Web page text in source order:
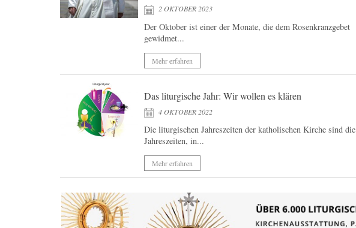
2 OKTOBER 2023
Der Oktober ist einer der Monate, die dem Rosenkranzgebet
gewidmet...
Mehr erfahren
Das liturgische Jahr: Wir wollen es klären
4 OKTOBER 2022
Die liturgischen Jahreszeiten der katholischen Kirche sind die
Jahreszeiten, in...
Mehr erfahren